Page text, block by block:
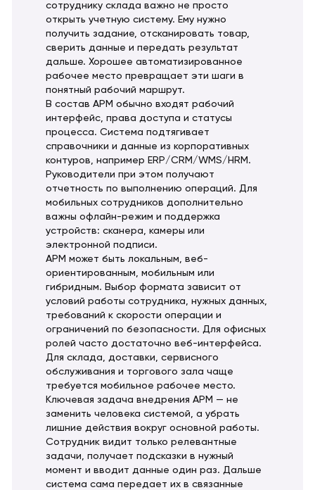
сотруднику склада важно не просто
открыть учетную систему. Ему нужно
получить задание, отсканировать товар,
сверить данные и передать результат
дальше. Хорошее автоматизированное
рабочее место превращает эти шаги в
понятный рабочий маршрут.
В состав АРМ обычно входят рабочий
интерфейс, права доступа и статусы
процесса. Система подтягивает
справочники и данные из корпоративных
контуров, например ERP/CRM/WMS/HRM.
Руководители при этом получают
отчетность по выполнению операций. Для
мобильных сотрудников дополнительно
важны офлайн-режим и поддержка
устройств: сканера, камеры или
электронной подписи.
АРМ может быть локальным, веб-
ориентированным, мобильным или
гибридным. Выбор формата зависит от
условий работы сотрудника, нужных данных,
требований к скорости операции и
ограничений по безопасности. Для офисных
ролей часто достаточно веб-интерфейса.
Для склада, доставки, сервисного
обслуживания и торгового зала чаще
требуется мобильное рабочее место.
Ключевая задача внедрения АРМ — не
заменить человека системой, а убрать
лишние действия вокруг основной работы.
Сотрудник видит только релевантные
задачи, получает подсказки в нужный
момент и вводит данные один раз. Дальше
система сама передает их в связанные